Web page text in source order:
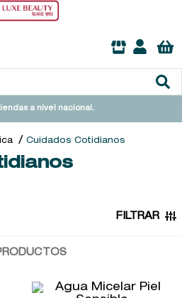
a nivel nacional.
Cuidados Cotidianos
FILTRAR